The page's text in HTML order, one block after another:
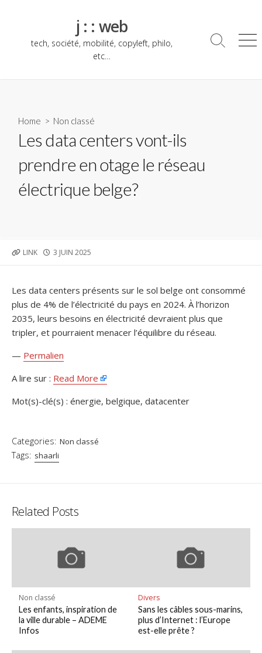
j : : web
tech, société, mobilité, copyleft, philo,
etc…
Search
Home > Non classé
Les data centers vont-ils
prendre en otage le réseau
électrique belge?
LINK
PUBLISHED
3 JUIN 2025
Les data centers présents sur le sol belge ont consommé
plus de 4% de l’électricité du pays en 2024. À l’horizon
2035, leurs besoins en électricité devraient plus que
tripler, et pourraient menacer l’équilibre du réseau.
— Permalien
A lire sur : Read More
Mot(s)-clé(s) : énergie, belgique, datacenter
Categories: Non classé
Tags: shaarli
Related Posts
Non classé
Les enfants, inspiration de
la ville durable – ADEME
Infos
Divers
Sans les câbles sous-marins,
plus d’Internet : l’Europe
est-elle prête ?